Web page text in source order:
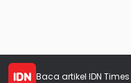
Baca artikel IDN Times